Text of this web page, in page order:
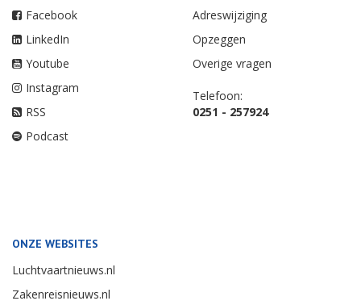
Facebook
LinkedIn
Youtube
Instagram
RSS
Podcast
Adreswijziging
Opzeggen
Overige vragen
Telefoon:
0251 - 257924
ONZE WEBSITES
Luchtvaartnieuws.nl
Zakenreisnieuws.nl